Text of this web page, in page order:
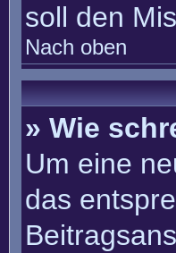
soll den
Nach oben
» Wie
Um eine
das